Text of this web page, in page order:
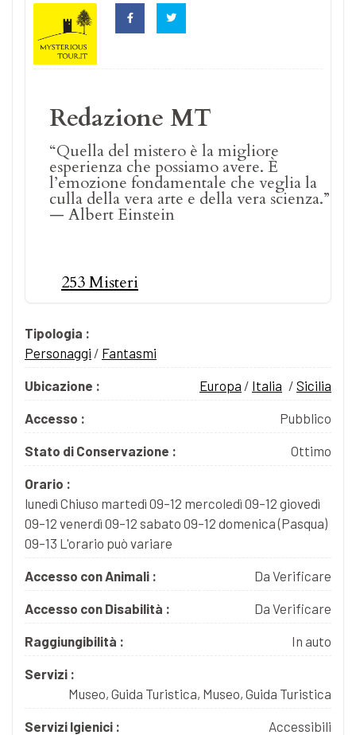
Redazione MT
“Quella del mistero è la migliore
esperienza che possiamo avere. È
l’emozione fondamentale che veglia la
culla della vera arte e della vera scienza.”
— Albert Einstein
253 Misteri
Tipologia :
Personaggi / Fantasmi
Ubicazione : Europa / Italia / Sicilia
Accesso : Pubblico
Stato di Conservazione : Ottimo
Orario :
lunedì Chiuso martedì 09–12 mercoledì 09–12 giovedì
09–12 venerdì 09–12 sabato 09–12 domenica (Pasqua)
09–13 L'orario può variare
Accesso con Animali : Da Verificare
Accesso con Disabilità : Da Verificare
Raggiungibilità : In auto
Servizi :
Museo, Guida Turistica, Museo, Guida Turistica
Servizi Igienici : Accessibili